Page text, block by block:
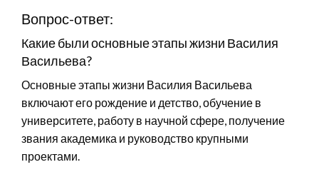
Вопрос-ответ:
Какие были основные этапы жизни Василия
Васильева?
Основные этапы жизни Василия Васильева
включают его рождение и детство, обучение в
университете, работу в научной сфере, получение
звания академика и руководство крупными
проектами.